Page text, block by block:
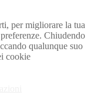
per migliorare la tua
Chiudendo
qualunque suo
cookie